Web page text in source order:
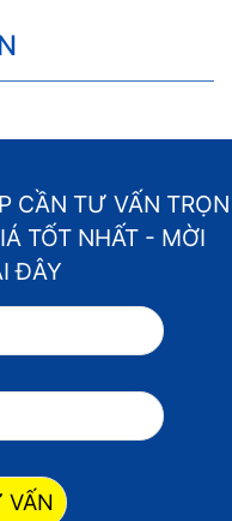
CẦN TƯ VẤN TRỌN
TỐT NHẤT - MỜI
ĐÂY
VẤN